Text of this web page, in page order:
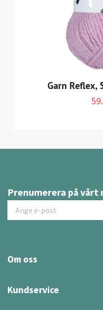
Garn Reflex,
Prenumerera på vårt
Om oss
Kundservice